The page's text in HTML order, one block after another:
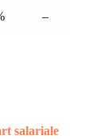
–
salariale